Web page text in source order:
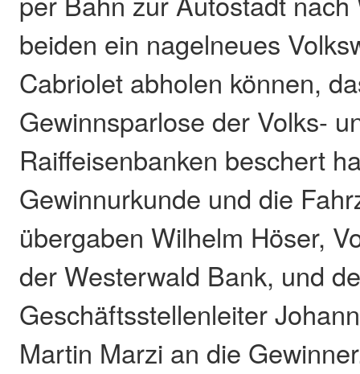
beiden ein nagelneues
Cabriolet abholen können,
Gewinnsparlose der Volks-
Raiffeisenbanken beschert
Gewinnurkunde und die
übergaben Wilhelm Höser,
der Westerwald Bank, und
Geschäftsstellenleiter
Martin Marzi an die